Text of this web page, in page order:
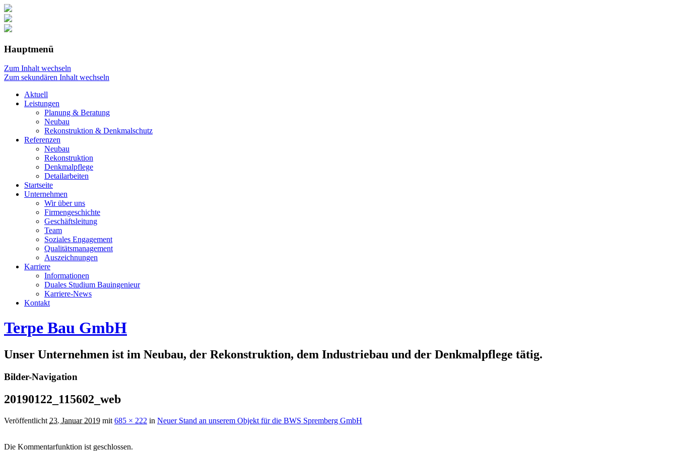
Hauptmenü
Zum Inhalt wechseln
Zum sekundären Inhalt wechseln
Aktuell
Leistungen
Planung & Beratung
Neubau
Rekonstruktion & Denkmalschutz
Referenzen
Neubau
Rekonstruktion
Denkmalpflege
Detailarbeiten
Startseite
Unternehmen
Wir über uns
Firmengeschichte
Geschäftsleitung
Team
Soziales Engagement
Qualitätsmanagement
Auszeichnungen
Karriere
Informationen
Duales Studium Bauingenieur
Karriere-News
Kontakt
Terpe Bau GmbH
Unser Unternehmen ist im Neubau, der Rekonstruktion, dem Industriebau und der Denkmalpflege tätig.
Bilder-Navigation
20190122_115602_web
Veröffentlicht 23. Januar 2019 mit 685 × 222 in Neuer Stand an unserem Objekt für die BWS Spremberg GmbH
Die Kommentarfunktion ist geschlossen.